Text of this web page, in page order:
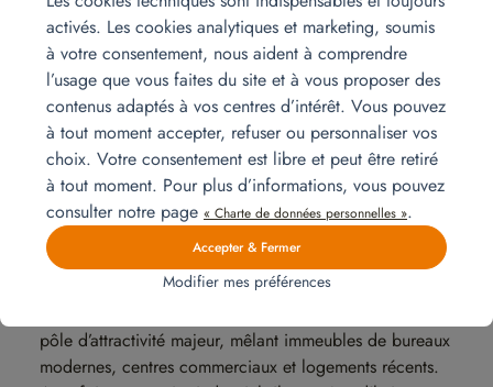
traditions. Plus ancienne ville de France, elle est le
reflet d’une culture riche, qui a engendré des quartiers
aux histoires uniques.
Joliette et Euroméditerranée (2ᵉ
arrondissement) : le nouveau
centre d’affaires
Ce secteur en pleine mutation incarne le renouveau
économique de Marseille. Grâce au projet
pôle d’attractivité majeur, mêlant immeubles de bureaux
modernes, centres commerciaux et logements récents.
activés. Les cookies analytiques et marketing, soumis
à votre consentement, nous aident à comprendre
l’usage que vous faites du site et à vous proposer des
contenus adaptés à vos centres d’intérêt. Vous pouvez
à tout moment accepter, refuser ou personnaliser vos
choix. Votre consentement est libre et peut être retiré
à tout moment. Pour plus d’informations, vous pouvez
consulter notre page « Charte de données personnelles ».
Accepter & Fermer
Modifier mes préférences